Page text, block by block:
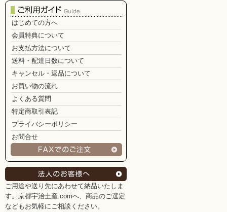
はじめての方へ
会員特典について
お支払方法について
送料・配達日数について
キャンセル・返品について
お買い物の流れ
よくある質問
特定商取引表記
プライバシーポリシー
お問合せ
ご用途や送り先にあわせて納品いたしま
す。京都宇治土産.comへ、商品のご選定
などもお気軽にご相談ください。